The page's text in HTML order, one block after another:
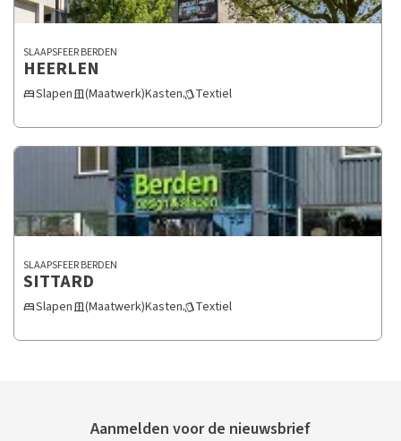
SLAAPSFEER BERDEN
HEERLEN
bedSlapendoor_sliding(Maatwerk)KastenstyleTextiel
SLAAPSFEER BERDEN
SITTARD
bedSlapendoor_sliding(Maatwerk)KastenstyleTextiel
Aanmelden voor de nieuwsbrief